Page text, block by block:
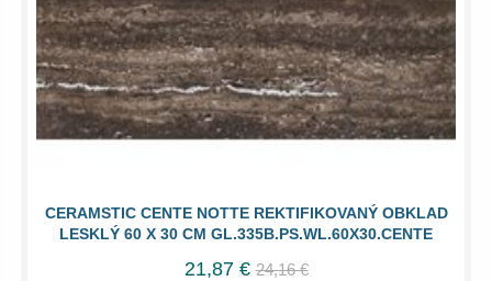
CERAMSTIC CENTE NOTTE REKTIFIKOVANÝ OBKLAD
LESKLÝ 60 X 30 CM GL.335B.PS.WL.60X30.CENTE
21,87 € 24,16 €